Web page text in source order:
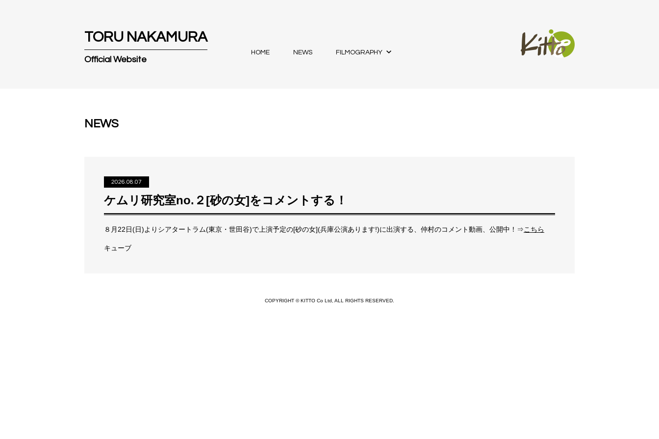
TORU NAKAM URA
Official Website
HOME NEWS FILMOGRAPHY
NEWS
2026.08.07
ケムリ研究室no.２[砂の女]をコメントする！
８月22日(日)よりシアタートラム(東京・世田谷)で上演予定の[砂の女](兵庫公演あります!)に出演する、仲村のコメント動画、公開中！⇒こちら
キューブ
COPYRIGHT © KITTO Co Ltd, ALL RIGHTS RESERVED.